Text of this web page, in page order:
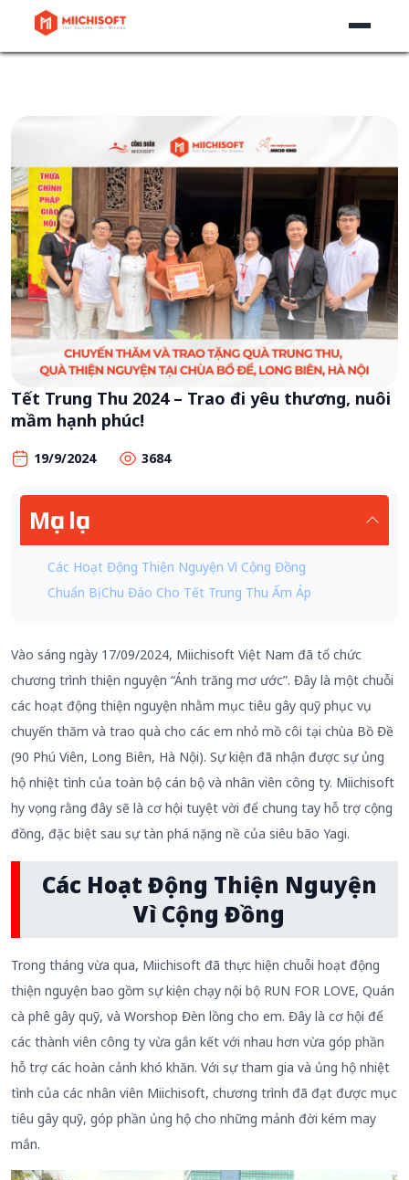
Tết Trung Thu 2024 – Trao đi yêu thương, nuôi
mầm hạnh phúc!
19/9/2024 3684
Mục lục
Các Hoạt Động Thiện Nguyện Vì Cộng Đồng
Chuẩn Bị Chu Đáo Cho Tết Trung Thu Ấm Áp
Vào sáng ngày 17/09/2024, Miichisoft Việt Nam đã tổ chức
chương trình thiện nguyện “Ánh trăng mơ ước”. Đây là một chuỗi
các hoạt động thiện nguyện nhằm mục tiêu gây quỹ phục vụ
chuyến thăm và trao quà cho các em nhỏ mồ côi tại chùa Bồ Đề
(90 Phú Viên, Long Biên, Hà Nội). Sự kiện đã nhận được sự ủng
hộ nhiệt tình của toàn bộ cán bộ và nhân viên công ty. Miichisoft
hy vọng rằng đây sẽ là cơ hội tuyệt vời để chung tay hỗ trợ cộng
đồng, đặc biệt sau sự tàn phá nặng nề của siêu bão Yagi.
Các Hoạt Động Thiện Nguyện
Vì Cộng Đồng
Trong tháng vừa qua, Miichisoft đã thực hiện chuỗi hoạt động
thiện nguyện bao gồm sự kiện chạy nội bộ RUN FOR LOVE, Quán
cà phê gây quỹ, và Worshop Đèn lồng cho em. Đây là cơ hội để
các thành viên công ty vừa gắn kết với nhau hơn vừa góp phần
hỗ trợ các hoàn cảnh khó khăn. Với sự tham gia và ủng hộ nhiệt
tình của các nhân viên Miichisoft, chương trình đã đạt được mục
tiêu gây quỹ, góp phần ủng hộ cho những mảnh đời kém may
mắn.